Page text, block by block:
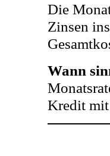
Die
Zinsen
Wann
Kredit mit